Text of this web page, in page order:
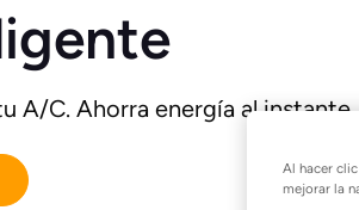
A/C. Ahorra energía al instante.
Al hacer
mejorar la